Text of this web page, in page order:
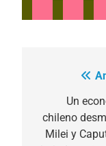
entradas
Un
chileno
Milei y